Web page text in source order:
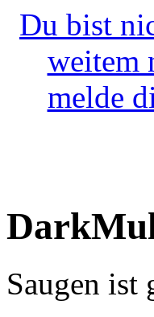
Du bist
weitem
melde
Saugen ist